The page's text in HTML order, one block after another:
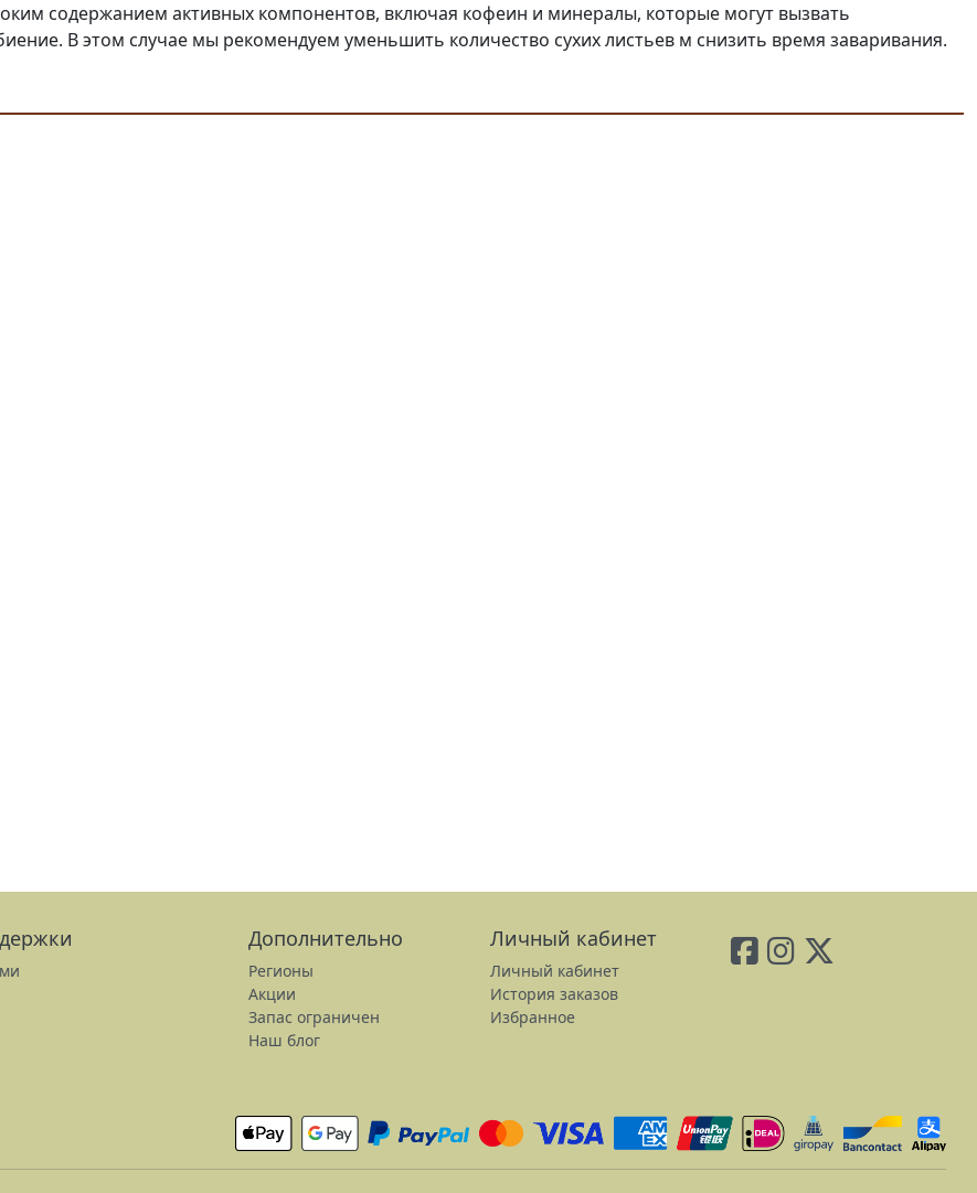
содержанием активных компонентов, включая кофеин и минералы, которые могут вызвать
В этом случае мы рекомендуем уменьшить количество сухих листьев м снизить время заваривания.
Дополнительно
Регионы
Акции
Запас ограничен
Наш блог
Личный кабинет
Личный кабинет
История заказов
Избранное